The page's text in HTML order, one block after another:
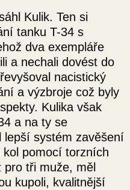
Kulik. Ten si
tanku T-34 s
dva exempláře
a nechali dovést do
nacistický
a výzbroje což byly
Kulika však
a na ty se
lepší systém zavěšení
pomocí torzních
tři muže, měl
kupoli, kvalitnější